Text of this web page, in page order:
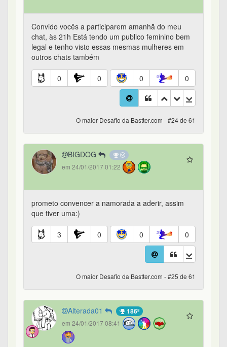
Convido vocês a participarem amanhã do meu
chat, às 21h Está tendo um publico feminino bem
legal e tenho visto essas mesmas mulheres em
outros chats também
0 0 0 0
O maior Desafio da Bastter.com - #24 de 61
BIGDOG
em 24/01/2017 01:22
prometo convencer a namorada a aderir, assim
que tiver uma:)
3 0 0 0
O maior Desafio da Bastter.com - #25 de 61
Alterada01 186º
em 24/01/2017 08:41